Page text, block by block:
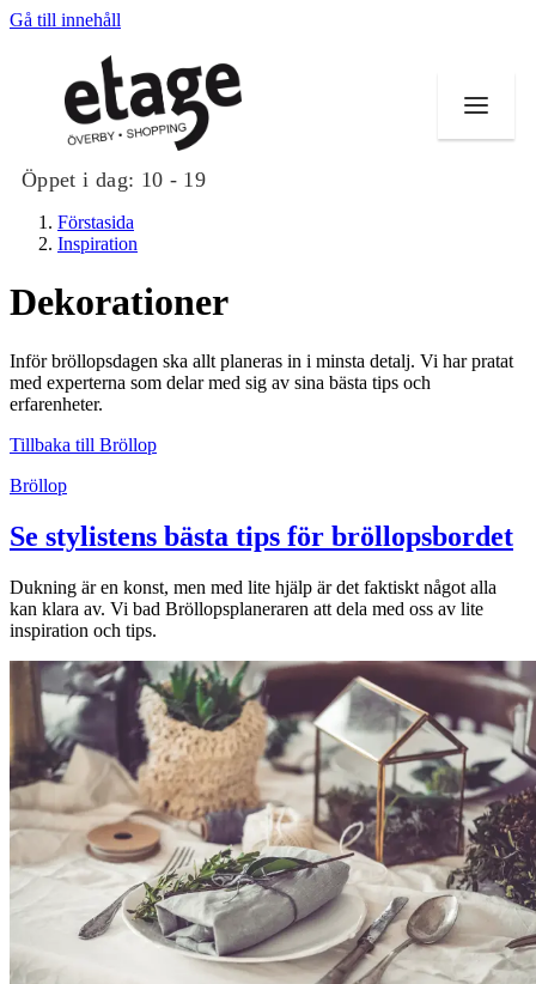
Gå till innehåll
Öppet i dag: 10 - 19
Mat och dryck
Evenemang
Erbjudanden
Kundklubb
Inspiration
Sök
Öppettider
Praktisk information
Lediga jobb
Magasin
Förstasida
Inspiration
Dekorationer
Inför bröllopsdagen ska allt planeras in i minsta detalj. Vi har pratat
med experterna som delar med sig av sina bästa tips och
erfarenheter.
Tillbaka till Bröllop
Bröllop
Se stylistens bästa tips för bröllopsbordet
Dukning är en konst, men med lite hjälp är det faktiskt något alla
kan klara av. Vi bad Bröllopsplaneraren att dela med oss ​​av lite
inspiration och tips.